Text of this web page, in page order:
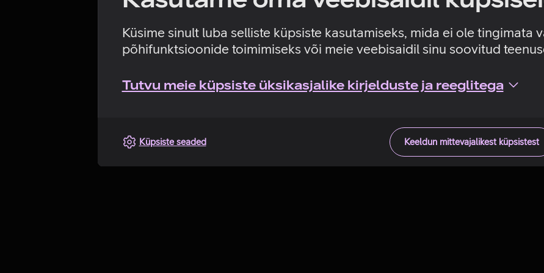
Küsime sinult luba selliste küpsiste kasutamiseks, mida ei ole tingimata
põhifunktsioonide toimimiseks või meie veebisaidil sinu soovitud
Tutvu meie küpsiste üksikasjalike kirjelduste ja reeglitega
Keeldun mittevajalikest küpsistest
Küpsiste seaded